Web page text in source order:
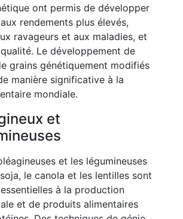
ont permis de développer
rendements plus élevés,
ravageurs et aux maladies, et
Le développement de
grains génétiquement modifiés
manière significative à la
mondiale.
et
et les légumineuses
le canola et les lentilles sont
à la production
et de produits alimentaires